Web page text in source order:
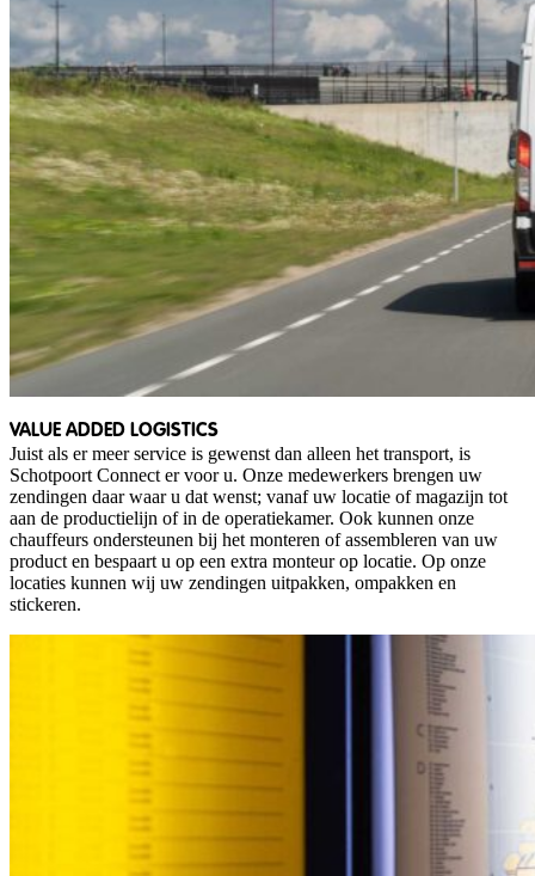
VALUE ADDED LOGISTICS
Juist als er meer service is gewenst dan alleen het transport, is
Schotpoort Connect er voor u. Onze medewerkers brengen uw
zendingen daar waar u dat wenst; vanaf uw locatie of magazijn tot
aan de productielijn of in de operatiekamer. Ook kunnen onze
chauffeurs ondersteunen bij het monteren of assembleren van uw
product en bespaart u op een extra monteur op locatie. Op onze
locaties kunnen wij uw zendingen uitpakken, ompakken en
stickeren.